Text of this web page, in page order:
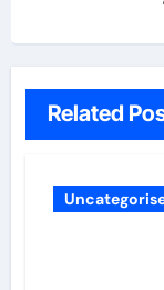
Related